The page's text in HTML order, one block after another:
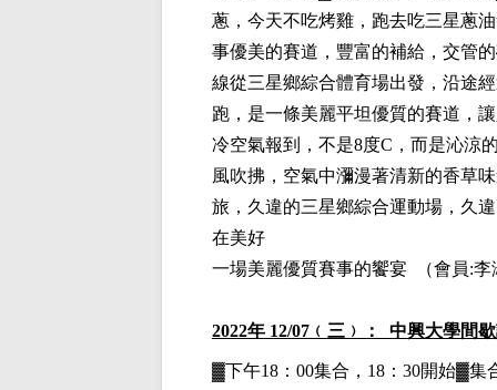
蔥，今天不吃烤雞，跑去吃三星蔥
事優美的賽道，豐富的補給，交管
線從三星鄉綜合體育場出發，沿途
跑，是一條美麗平坦優質的賽道，
冷空氣報到，不是8度C，而是沁涼
風吹拂，空氣中瀰漫著清新的香草
旅，久違的三星鄉綜合運動場，久
在美好
一場美麗優質賽事的饗宴
（會員:李
2022年 12/07﹙三﹚： 中興大學間
▓下午18：00集合，18：30開始▓集